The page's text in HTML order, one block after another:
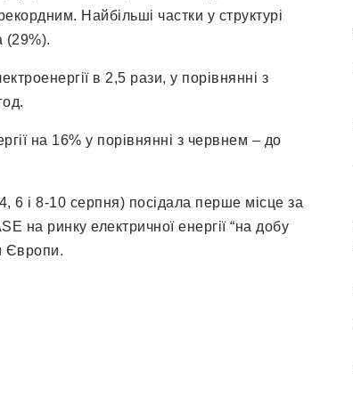
Найбільші частки у структурі
(29%).
в 2,5 рази, у порівнянні з
на 16% у порівнянні з червнем – до
6 і 8-10 серпня) посідала перше місце за
на ринку електричної енергії “на добу
Європи.